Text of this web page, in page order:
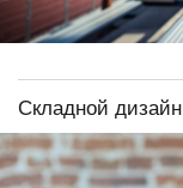
Складной дизайн